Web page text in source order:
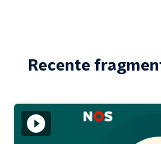
Recente